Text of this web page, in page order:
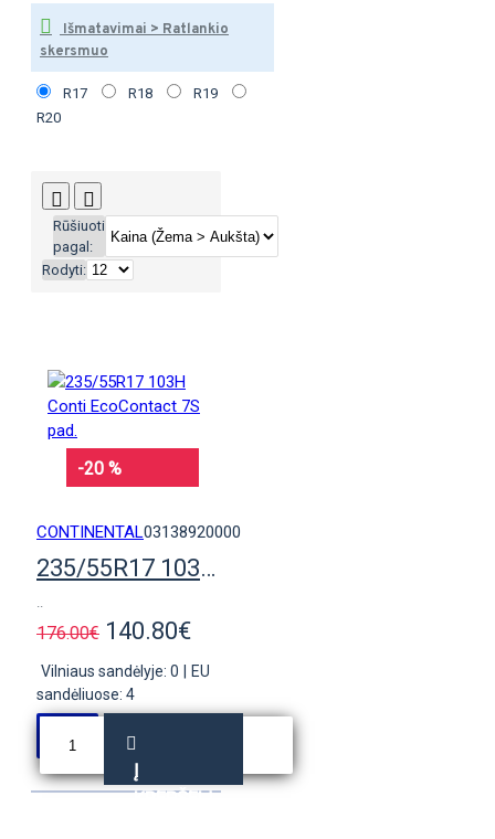
Išmatavimai > Ratlankio
skersmuo
R17 R18
R19
R20
Rūšiuoti
pagal:
Rodyti:
-20 %
CONTINENTAL03138920000
235/55R17 103H Conti EcoContact 7S pad.
..
176.00€ 140.80€
Vilniaus sandėlyje: 0
EU
sandėliuose: 4
Į
KREPŠELĮ